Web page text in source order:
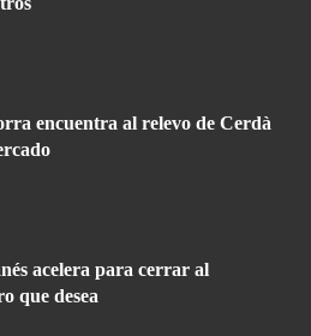
encuentra al relevo de Cerdà
acelera para cerrar al
que desea